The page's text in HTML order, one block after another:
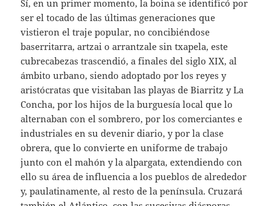
Sí, en un primer momento, la boina se identificó por
ser el tocado de las últimas generaciones que
vistieron el traje popular, no concibiéndose
baserritarra, artzai o arrantzale sin txapela, este
cubrecabezas trascendió, a finales del siglo XIX, al
ámbito urbano, siendo adoptado por los reyes y
aristócratas que visitaban las playas de Biarritz y La
Concha, por los hijos de la burguesía local que lo
alternaban con el sombrero, por los comerciantes e
industriales en su devenir diario, y por la clase
obrera, que lo convierte en uniforme de trabajo
junto con el mahón y la alpargata, extendiendo con
ello su área de influencia a los pueblos de alrededor
y, paulatinamente, al resto de la península. Cruzará